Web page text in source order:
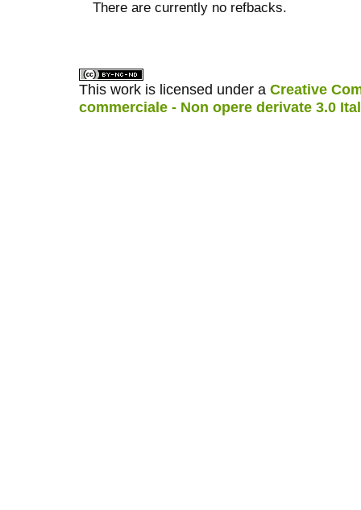
There are currently no refbacks.
This work is licensed under a Creative
commerciale - Non opere derivate 3.0